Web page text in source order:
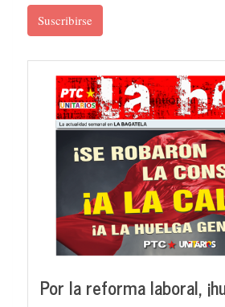
Suscribirse
Por la reforma laboral,